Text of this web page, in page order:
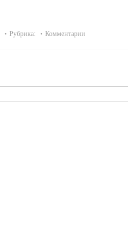
Рубрика: Комментарии